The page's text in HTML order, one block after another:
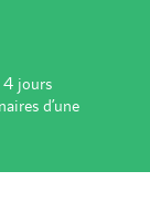
jours
d’une